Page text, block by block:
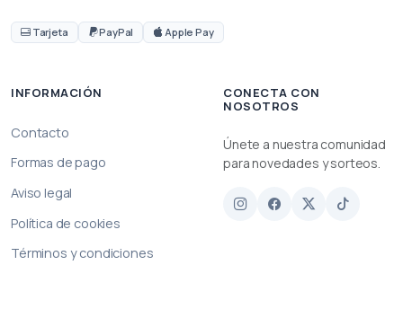
Tarjeta PayPal Apple Pay
INFORMACIÓN
Contacto
Formas de pago
Aviso legal
Política de cookies
Términos y condiciones
CONECTA CON
NOSOTROS
Únete a nuestra comunidad
para novedades y sorteos.